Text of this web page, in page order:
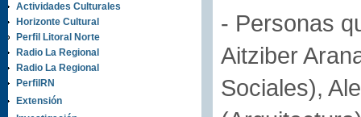
Actividades Culturales
Horizonte Cultural
Perfil Litoral Norte
Radio La Regional
Radio La Regional
PerfilRN
Extensión
- Personas
Aitziber
Sociales),